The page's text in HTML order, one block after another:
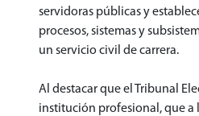
servidoras públicas y
procesos, sistemas y
un servicio civil de carrera.
Al destacar que el Tribunal
institución profesional, que a